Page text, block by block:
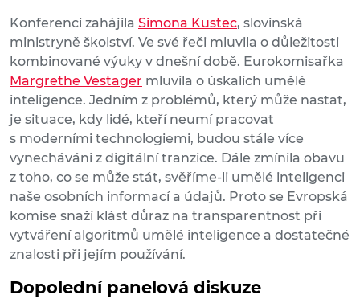
Konferenci zahájila Simona Kustec, slovinská
ministryně školství. Ve své řeči mluvila o důležitosti
kombinované výuky v dnešní době. Eurokomisařka
Margrethe Vestager mluvila o úskalích umělé
inteligence. Jedním z problémů, který může nastat,
je situace, kdy lidé, kteří neumí pracovat
s moderními technologiemi, budou stále více
vynecháváni z digitální tranzice. Dále zmínila obavu
z toho, co se může stát, svěříme-li umělé inteligenci
naše osobních informací a údajů. Proto se Evropská
komise snaží klást důraz na transparentnost při
vytváření algoritmů umělé inteligence a dostatečné
znalosti při jejím používání.
Dopolední panelová diskuze